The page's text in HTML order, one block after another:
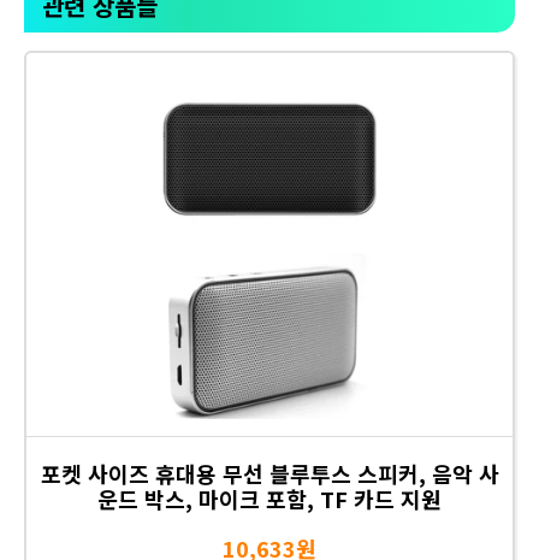
포켓 사이즈 휴대용 무선 블루투스 스피커, 음악 사
운드 박스, 마이크 포함, TF 카드 지원
10,633원